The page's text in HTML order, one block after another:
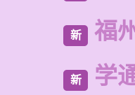
新 福
新 学